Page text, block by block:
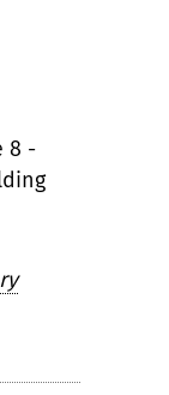
8 -